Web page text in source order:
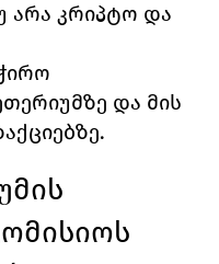
არა კრიპტო და
და მის